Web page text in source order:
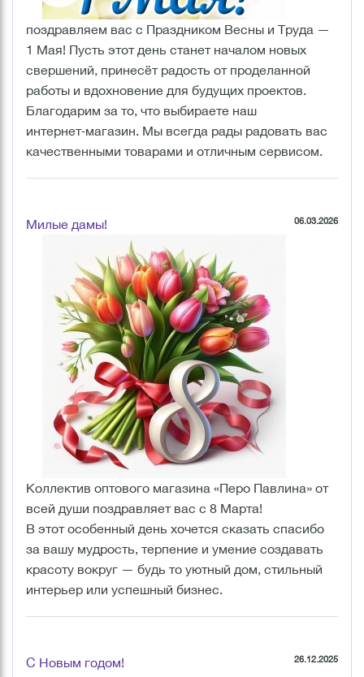
поздравляем вас с Праздником Весны и Труда —
1 Мая! Пусть этот день станет началом новых
свершений, принесёт радость от проделанной
работы и вдохновение для будущих проектов.
Благодарим за то, что выбираете наш
интернет‑магазин. Мы всегда рады радовать вас
качественными товарами и отличным сервисом.
Милые дамы! 06.03.2026
Коллектив оптового магазина «Перо Павлина» от
всей души поздравляет вас с 8 Марта!
В этот особенный день хочется сказать спасибо
за вашу мудрость, терпение и умение создавать
красоту вокруг — будь то уютный дом, стильный
интерьер или успешный бизнес.
С Новым годом! 26.12.2025